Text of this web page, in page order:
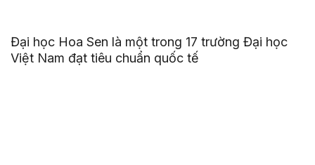
Đại học Hoa Sen là một trong 17 trường Đại học
Việt Nam đạt tiêu chuẩn quốc tế